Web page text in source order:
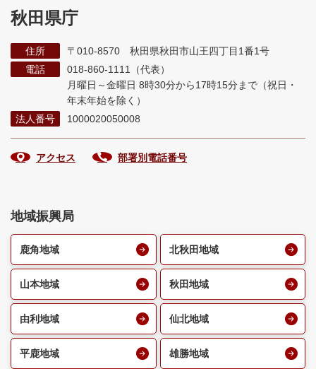
秋田県庁
住所
〒010-8570 秋田県秋田市山王四丁目1番1号
電話
018-860-1111（代表）
月曜日～金曜日 8時30分から17時15分まで （祝日・
年末年始を除く）
法人番号
1000020050008
アクセス 部署別電話番号
地域振興局
鹿角地域 北秋田地域
山本地域 秋田地域
由利地域 仙北地域
平鹿地域 雄勝地域